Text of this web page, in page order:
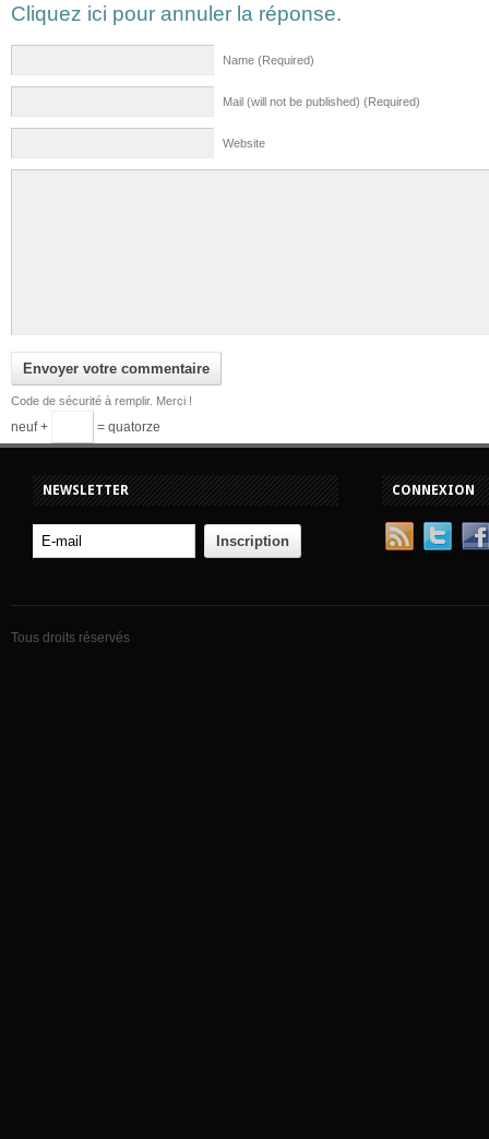
Cliquez ici pour annuler la réponse.
Name (Required)
Mail (will not be published) (Required)
Website
Code de sécurité à remplir. Merci !
neuf + = quatorze
NEWSLETTER CONNEXION
Tous droits réservés